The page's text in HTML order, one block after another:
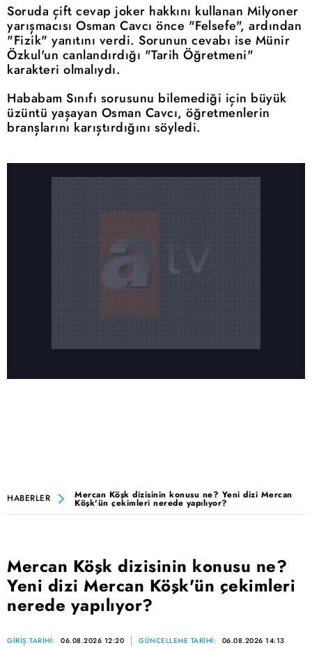
Soruda çift cevap joker hakkını kullanan Milyoner
yarışmacısı Osman Cavcı önce "Felsefe", ardından
"Fizik" yanıtını verdi. Sorunun cevabı ise Münir
Özkul'un canlandırdığı "Tarih Öğretmeni"
karakteri olmalıydı.
Hababam Sınıfı sorusunu bilemediği için büyük
üzüntü yaşayan Osman Cavcı, öğretmenlerin
branşlarını karıştırdığını söyledi.
HABERLER Mercan Köşk dizisinin konusu ne? Yeni dizi Mercan
Köşk'ün çekimleri nerede yapılıyor?
Mercan Köşk dizisinin konusu ne?
Yeni dizi Mercan Köşk'ün çekimleri
nerede yapılıyor?
GİRİŞ TARİHİ: 06.08.2026 12:20 GÜNCELLEME TARİHİ: 06.08.2026 14:13